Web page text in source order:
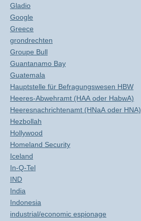
Gladio
Google
Greece
grondrechten
Groupe Bull
Guantanamo Bay
Guatemala
Hauptstelle für Befragungswesen HBW
Heeres-Abwehramt (HAA oder HabwA)
Heeresnachrichtenamt (HNaA oder HNA)
Hezbollah
Hollywood
Homeland Security
Iceland
In-Q-Tel
IND
India
Indonesia
industrial/economic espionage